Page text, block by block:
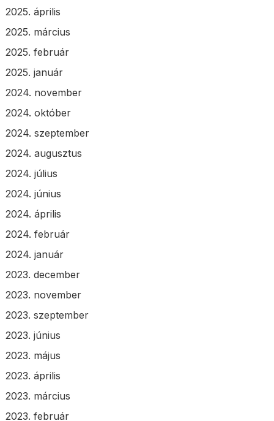
2025. április
2025. március
2025. február
2025. január
2024. november
2024. október
2024. szeptember
2024. augusztus
2024. július
2024. június
2024. április
2024. február
2024. január
2023. december
2023. november
2023. szeptember
2023. június
2023. május
2023. április
2023. március
2023. február